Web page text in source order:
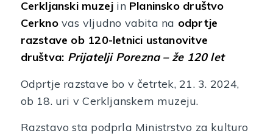
Cerkljanski muzej in Planinsko društvo
Cerknovas vljudno vabita na odprtje
razstave ob 120-letnici ustanovitve
društva: Prijatelji Porezna – že 120 let
Odprtje razstave bo v četrtek, 21. 3. 2024,
ob 18. uri v Cerkljanskem muzeju.
Razstavo sta podprla Ministrstvo za kulturo